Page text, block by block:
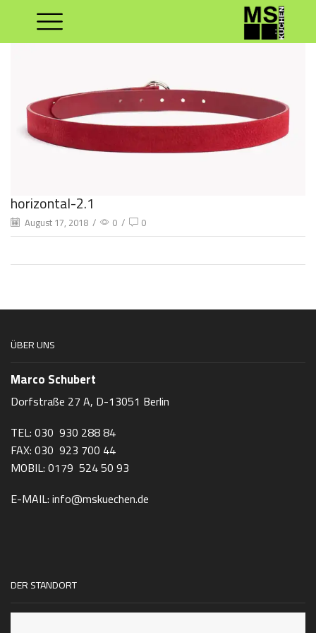
horizontal-2.1
August 17, 2018 / 0 / 0
ÜBER UNS
Marco Schubert
Dorfstraße 27 A, D-13051 Berlin
TEL: 030 930 288 84
FAX: 030 923 700 44
MOBIL: 0179 524 50 93
E-MAIL: info@mskuechen.de
DER STANDORT